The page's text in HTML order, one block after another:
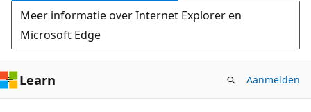
Meer informatie over Internet Explorer en
Microsoft Edge
Learn Aanmelden